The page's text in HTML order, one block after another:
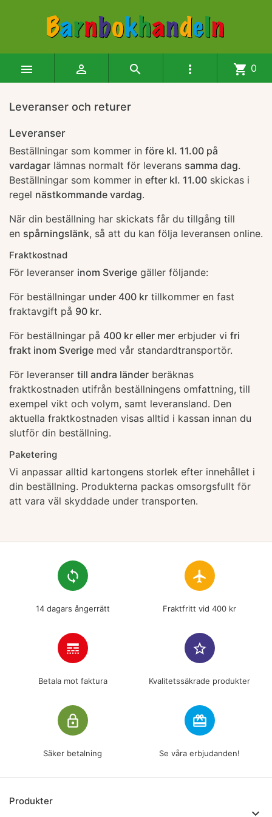
    shopping_cart 0
Leveranser och returer
Leveranser
Beställningar som kommer in före kl. 11.00 på
vardagar lämnas normalt för leverans samma dag.
Beställningar som kommer in efter kl. 11.00 skickas i
regel nästkommande vardag.
När din beställning har skickats får du tillgång till
en spårningslänk, så att du kan följa leveransen online.
Fraktkostnad
För leveranser inom Sverige gäller följande:
För beställningar under 400 kr tillkommer en fast
fraktavgift på 90 kr.
För beställningar på 400 kr eller mer erbjuder vi fri
frakt inom Sverige med vår standardtransportör.
För leveranser till andra länder beräknas
fraktkostnaden utifrån beställningens omfattning, till
exempel vikt och volym, samt leveransland. Den
aktuella fraktkostnaden visas alltid i kassan innan du
slutför din beställning.
Paketering
Vi anpassar alltid kartongens storlek efter innehållet i
din beställning. Produkterna packas omsorgsfullt för
att vara väl skyddade under transporten.
loop
14 dagars ångerrätt
flight
Fraktfritt vid 400 kr
line_style
Betala mot faktura
star_border
Kvalitetssäkrade produkter
lock_outline
Säker betalning
redeem
Se våra erbjudanden!
Produkter
